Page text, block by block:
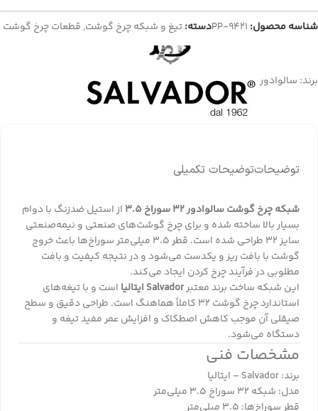
شناسه محصول: PP-9421دسته:تیغ و شبکه چرخ گوشت, قطعات چرخ گوشت
برند: سالوادور
توضیحاتتوضیحات تکمیلی
شبکه چرخ گوشت سالوادور ۳۲ سوراخ ۳.۵
از استیل ضدزنگ با دوام
بسیار بالا ساخته شده و برای چرخ گوشت‌های صنعتی و نیمه‌صنعتی
سایز ۳۲ طراحی شده است. قطر ۳.۵ میلی‌متر سوراخ‌ها باعث خروج
گوشت با بافت ریز و یکدست می‌شود و در نتیجه کیفیت و بافت
مطلوبی در فرآیند چرخ کردن ایجاد می‌کند.
این شبکه ساخت برند معتبرSalvador ایتالیا
است و با تیغه‌های
استاندارد چرخ گوشت ۳۲ کاملاً هماهنگ است. طراحی دقیق و سطح
صیقلی آن موجب کاهش اصطکاک و افزایش عمر مفید تیغه و
دستگاه می‌شود.
مشخصات فنی
برند: Salvador – ایتالیا
مدل: شبکه ۳۲ سوراخ ۳.۵ میلی‌متر
قطر سوراخ‌ها: ۳.۵ میلی‌متر